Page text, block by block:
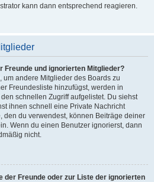
kann dann entsprechend reagieren.
Freunde und ignorierten Mitglieder?
um andere Mitglieder des Boards zu
Freundesliste hinzufügst, werden in
schnellen Zugriff aufgelistet. Du siehst
ihnen schnell eine Private Nachricht
den du verwendest, können Beiträge deiner
Wenn du einen Benutzer ignorierst, dann
nicht.
der Freunde oder zur Liste der ignorierten